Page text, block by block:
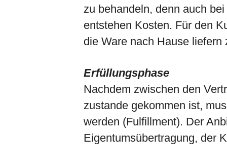
zu behandeln, denn auch
entstehen Kosten. Für den
die Ware nach Hause liefern
Erfüllungsphase
Nachdem zwischen den
zustande gekommen ist,
werden (Fulfillment). Der
Eigentumsübertragung, der